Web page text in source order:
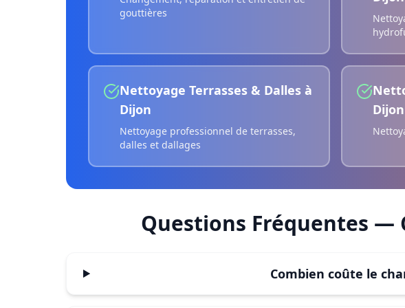
gouttières
Nettoyage Terrasses & Dalles à
Dijon
Nettoyage professionnel de terrasses,
dalles et dallages
Dijon
Questions Fréquentes —
Combien coûte le